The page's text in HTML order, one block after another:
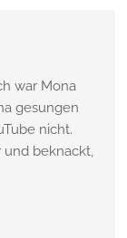
war Mona
gesungen
nicht.
und beknackt,